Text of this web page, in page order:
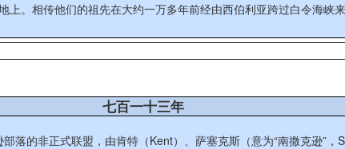
。相传他们的祖先在大约一万多年前经由西伯利亚跨过白令海峡
七百一十三年
落的非正式联盟，由肯特（Kent）、萨塞克斯（意为“南撒克逊”